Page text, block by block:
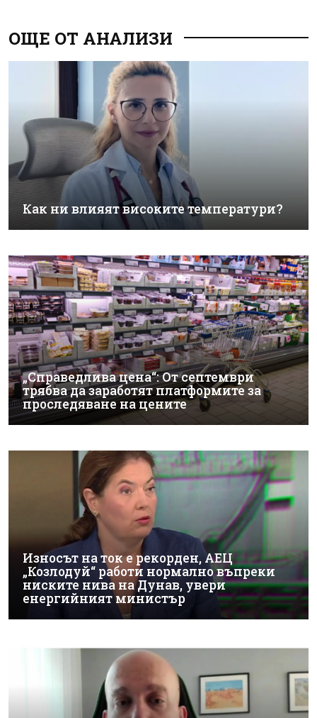
ОЩЕ ОТ АНАЛИЗИ
Как ни влияят високите температури?
„Справедлива цена“: От септември
трябва да заработят платформите за
проследяване на цените
Износът на ток е рекорден, АЕЦ
„Козлодуй“ работи нормално въпреки
ниските нива на Дунав, увери
енергийният министър